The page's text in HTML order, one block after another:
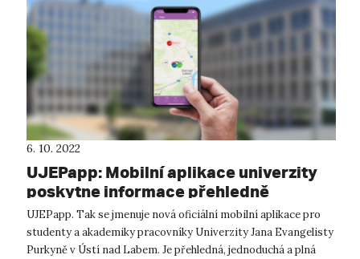
6. 10. 2022
UJEPapp: Mobilní aplikace univerzity
poskytne informace přehledně
UJEPapp. Tak se jmenuje nová oficiální mobilní aplikace pro
studenty a akademiky pracovníky Univerzity Jana Evangelisty
Purkyně v Ústí nad Labem. Je přehledná, jednoduchá a plná